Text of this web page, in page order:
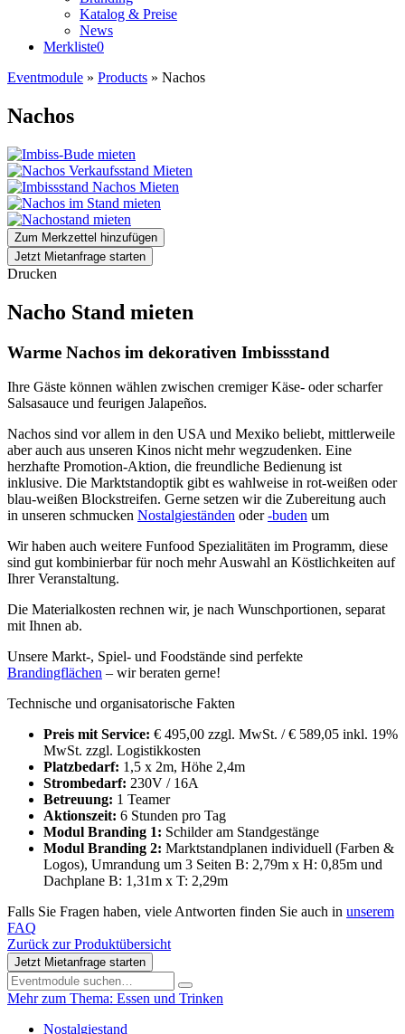
Katalog & Preise
News
Merkliste0
Eventmodule » Products » Nachos
Nachos
Zum Merkzettel hinzufügen
Jetzt Mietanfrage starten
Drucken
Nacho Stand mieten
Warme Nachos im dekorativen Imbissstand
Ihre Gäste können wählen zwischen cremiger Käse- oder scharfer
Salsasauce und feurigen Jalapeños.
Nachos sind vor allem in den USA und Mexiko beliebt, mittlerweile
aber auch aus unseren Kinos nicht mehr wegzudenken. Eine
herzhafte Promotion-Aktion, die freundliche Bedienung ist
inklusive. Die Marktstandoptik gibt es wahlweise in rot-weißen oder
blau-weißen Blockstreifen. Gerne setzen wir die Zubereitung auch
in unseren schmucken Nostalgieständen oder-buden um
Wir haben auch weitere Funfood Spezialitäten im Programm, diese
sind gut kombinierbar für noch mehr Auswahl an Köstlichkeiten auf
Ihrer Veranstaltung.
Die Materialkosten rechnen wir, je nach Wunschportionen, separat
mit Ihnen ab.
Unsere Markt-, Spiel- und Foodstände sind perfekte
Brandingflächen – wir beraten gerne!
Technische und organisatorische Fakten
Preis mit Service: € 495,00 zzgl. MwSt. / € 589,05 inkl. 19%
MwSt. zzgl. Logistikkosten
Platzbedarf: 1,5 x 2m, Höhe 2,4m
Strombedarf: 230V / 16A
Betreuung: 1 Teamer
Aktionszeit: 6 Stunden pro Tag
Modul Branding 1: Schilder am Standgestänge
Modul Branding 2: Marktstandplanen individuell (Farben &
Logos), Umrandung um 3 Seiten B: 2,79m x H: 0,85m und
Dachplane B: 1,31m x T: 2,29m
Falls Sie Fragen haben, viele Antworten finden Sie auch in unserem
FAQ
Zurück zur Produktübersicht
Jetzt Mietanfrage starten
Mehr zum Thema: Essen und Trinken
Nostalgiestand